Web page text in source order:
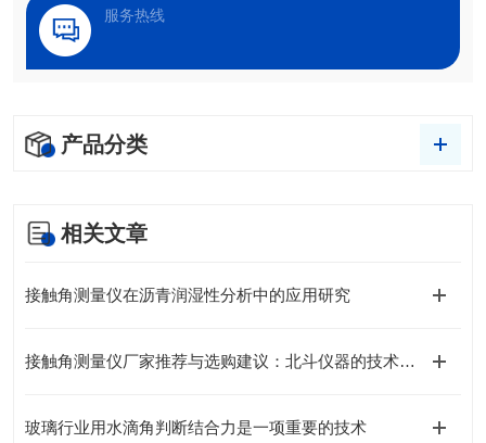
服务热线
产品分类
相关文章
接触角测量仪在沥青润湿性分析中的应用研究
接触角测量仪厂家推荐与选购建议：北斗仪器的技术创新与选择
玻璃行业用水滴角判断结合力是一项重要的技术